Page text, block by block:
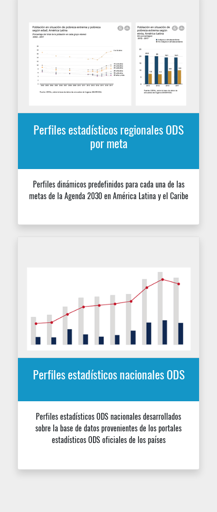
Perfiles estadísticos nacionales ODS
Perfiles estadísticos ODS nacionales desarrollados
PERFILES ESTADÍSTICOS REGIONALES
Y NACIONALES
Indicadores seleccionados